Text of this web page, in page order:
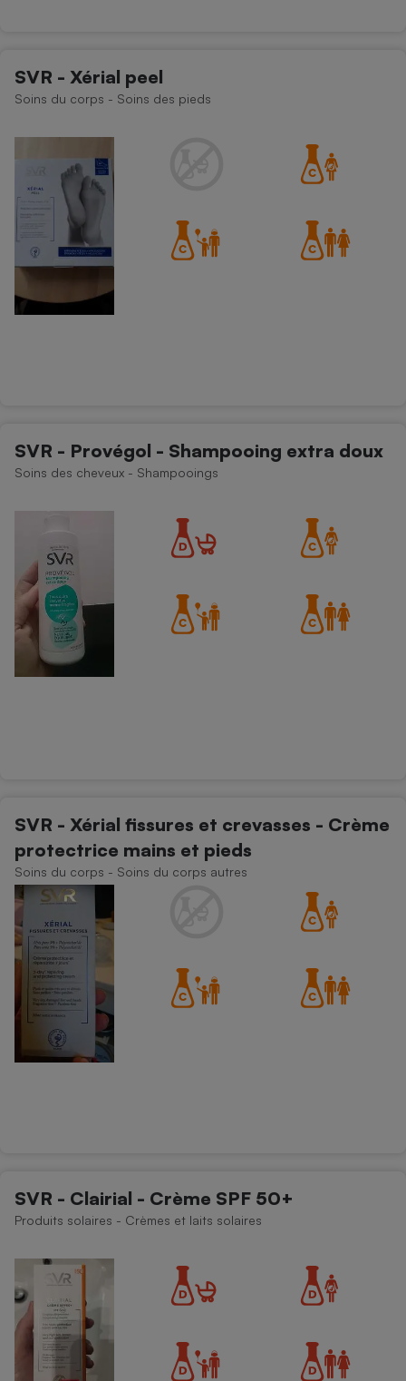
SVR - Xérial peel
Soins du corps - Soins des pieds
SVR - Provégol - Shampooing extra doux
Soins des cheveux - Shampooings
SVR - Xérial fissures et crevasses - Crème
protectrice mains et pieds
Soins du corps - Soins du corps autres
SVR - Clairial - Crème SPF 50+
Produits solaires - Crèmes et laits solaires